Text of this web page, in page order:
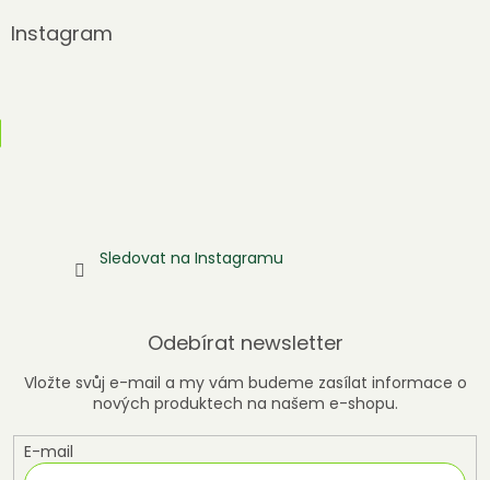
Instagram
Sledovat na Instagramu
Odebírat newsletter
Vložte svůj e-mail a my vám budeme zasílat informace o
nových produktech na našem e-shopu.
E-mail